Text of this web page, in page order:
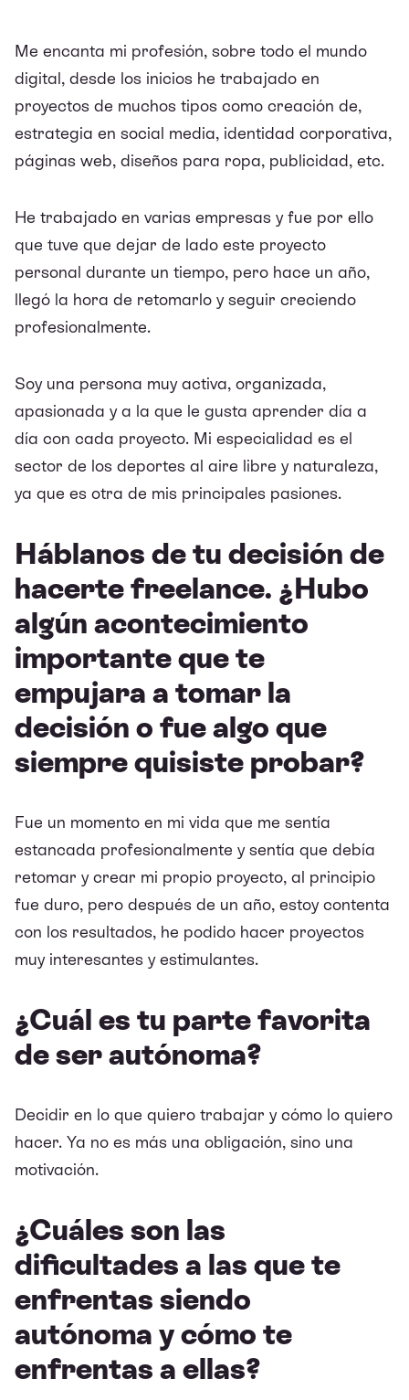
Me encanta mi profesión, sobre todo el mundo
digital, desde los inicios he trabajado en
proyectos de muchos tipos como creación de,
estrategia en social media, identidad corporativa,
páginas web, diseños para ropa, publicidad, etc.
He trabajado en varias empresas y fue por ello
que tuve que dejar de lado este proyecto
personal durante un tiempo, pero hace un año,
llegó la hora de retomarlo y seguir creciendo
profesionalmente.
Soy una persona muy activa, organizada,
apasionada y a la que le gusta aprender día a
día con cada proyecto. Mi especialidad es el
sector de los deportes al aire libre y naturaleza,
ya que es otra de mis principales pasiones.
Háblanos de tu decisión de
hacerte freelance. ¿Hubo
algún acontecimiento
importante que te
empujara a tomar la
decisión o fue algo que
siempre quisiste probar?
Fue un momento en mi vida que me sentía
estancada profesionalmente y sentía que debía
retomar y crear mi propio proyecto, al principio
fue duro, pero después de un año, estoy contenta
con los resultados, he podido hacer proyectos
muy interesantes y estimulantes.
¿Cuál es tu parte favorita
de ser autónoma?
Decidir en lo que quiero trabajar y cómo lo quiero
hacer. Ya no es más una obligación, sino una
motivación.
¿Cuáles son las
dificultades a las que te
enfrentas siendo
autónoma y cómo te
enfrentas a ellas?